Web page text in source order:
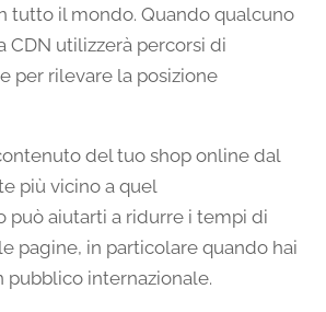
tutto il mondo. Quando qualcuno
CDN utilizzerà percorsi di
per rilevare la posizione
del tuo shop online dal
più vicino a quel
può aiutarti a ridurre i tempi di
pagine, in particolare quando hai
pubblico internazionale.